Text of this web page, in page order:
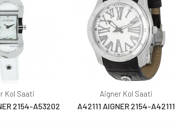
Kol Saati
2154-A53202
Aigner Kol Saati
A42111 AIGNER 2154-A42111